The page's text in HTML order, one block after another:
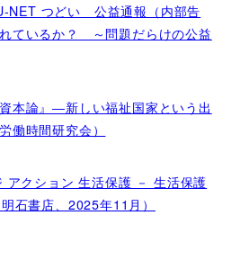
NET つどい 公益通報（内部告
ているか？ ～問題だらけの公益
本論』―新しい福祉国家という出
働時間研究会）
アクション 生活保護 － 生活保護
石書店、2025年11月）